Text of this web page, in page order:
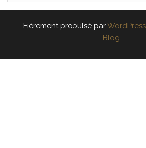
Fièrement propulsé parWordPress
Blog